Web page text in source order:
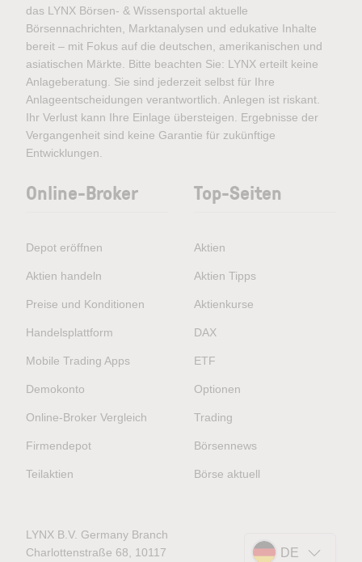
das LYNX Börsen- & Wissensportal aktuelle
Börsennachrichten, Marktanalysen und edukative Inhalte
bereit – mit Fokus auf die deutschen, amerikanischen und
asiatischen Märkte. Bitte beachten Sie: LYNX erteilt keine
Anlageberatung. Sie sind jederzeit selbst für Ihre
Anlageentscheidungen verantwortlich. Anlegen ist riskant.
Ihr Verlust kann Ihre Einlage übersteigen. Ergebnisse der
Vergangenheit sind keine Garantie für zukünftige
Entwicklungen.
Online-Broker
Depot eröffnen
Aktien handeln
Preise und Konditionen
Handelsplattform
Mobile Trading Apps
Demokonto
Online-Broker Vergleich
Firmendepot
Teilaktien
Top-Seiten
Aktien
Aktien Tipps
Aktienkurse
DAX
ETF
Optionen
Trading
Börsennews
Börse aktuell
LYNX B.V. Germany Branch
Charlottenstraße 68, 10117
DE